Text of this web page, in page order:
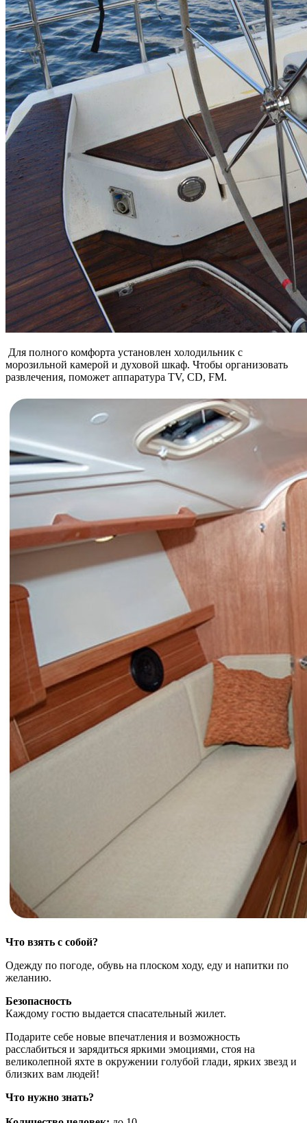
Для полного комфорта установлен холодильник с
морозильной камерой и духовой шкаф. Чтобы организовать
развлечения, поможет аппаратура TV, CD, FM.
Что взять с собой?
Одежду по погоде, обувь на плоском ходу, еду и напитки по
желанию.
Безопасность
Каждому гостю выдается спасательный жилет.
Подарите себе новые впечатления и возможность
расслабиться и зарядиться яркими эмоциями, стоя на
великолепной яхте в окружении голубой глади, ярких звезд и
близких вам людей!
Что нужно знать?